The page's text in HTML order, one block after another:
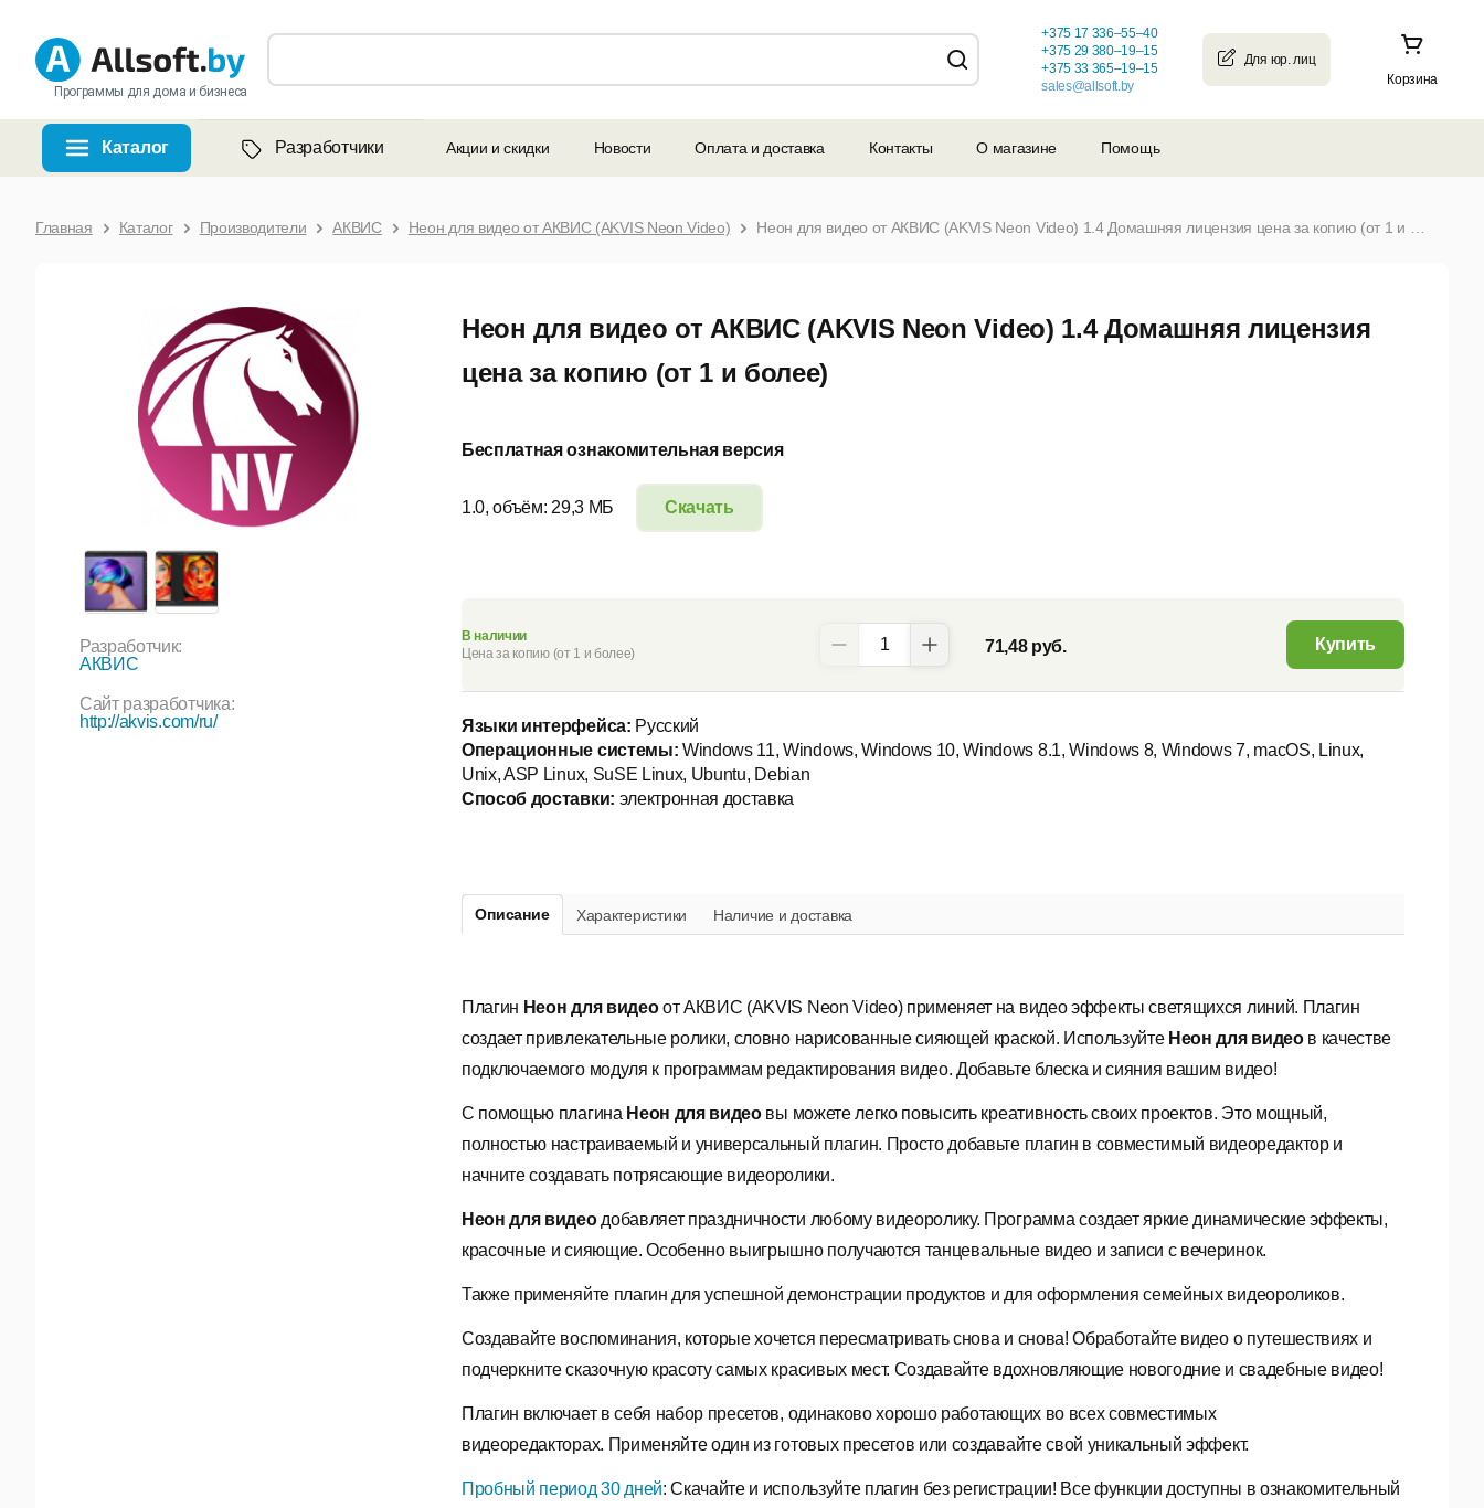
Программы для дома и бизнеса
Корзина
+375 17 336–55–40
+375 29 380–19–15
+375 33 365–19–15
sales@allsoft.by
Каталог Разработчики Акции и скидки Новости Оплата и доставка Контакты О магазине Помощь
Главная Каталог Производители АКВИС Неон для видео от АКВИС (AKVIS Neon Video)
Неон для видео от АКВИС (AKVIS Neon Video) 1.4 Домашняя лицензия
цена за копию (от 1 и более)
Разработчик:
АКВИС
Сайт разработчика:
http://akvis.com/ru/
Бесплатная ознакомительная версия
Скачать
1.0, объём: 29,3 МБ
Описание Характеристики Наличие и доставка
Плагин Неон для видеоот АКВИС (AKVIS Neon Video) применяет на видео эффекты светящихся линий. Плагин
создает привлекательные ролики, словно нарисованные сияющей краской. Используйте Неон для видеов качестве
подключаемого модуля к программам редактирования видео. Добавьте блеска и сияния вашим видео!
С помощью плагина Неон для видеовы можете легко повысить креативность своих проектов. Это мощный,
полностью настраиваемый и универсальный плагин. Просто добавьте плагин в совместимый видеоредактор и
начните создавать потрясающие видеоролики.
Неон для видеодобавляет праздничности любому видеоролику. Программа создает яркие динамические эффекты,
красочные и сияющие. Особенно выигрышно получаются танцевальные видео и записи с вечеринок.
Также применяйте плагин для успешной демонстрации продуктов и для оформления семейных видеороликов.
Создавайте воспоминания, которые хочется пересматривать снова и снова! Обработайте видео о путешествиях и
подчеркните сказочную красоту самых красивых мест. Создавайте вдохновляющие новогодние и свадебные видео!
Плагин включает в себя набор пресетов, одинаково хорошо работающих во всех совместимых
видеоредакторах. Применяйте один из готовых пресетов или создавайте свой уникальный эффект.
Пробный период 30 дней: Скачайте и используйте плагин без регистрации! Все функции доступны в ознакомительный
В наличии
Цена за копию (от 1 и более)
71,48 руб. Купить
Языки интерфейса: Русский
Операционные системы: Windows 11, Windows, Windows 10, Windows 8.1, Windows 8, Windows 7, macOS, Linux,
Unix, ASP Linux, SuSE Linux, Ubuntu, Debian
Способ доставки: электронная доставка